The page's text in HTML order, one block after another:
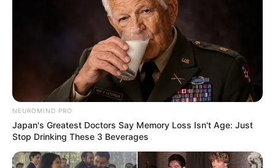
NEUROMIND PRO
Japan's Greatest Doctors Say Memory Loss Isn't Age: Just
Stop Drinking These 3 Beverages